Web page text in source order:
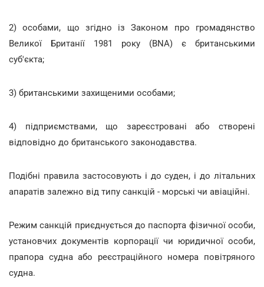
2) особами, що згідно із Законом про громадянство
Великої Британії 1981 року (BNA) є британськими
суб'єкта;
3) британськими захищеними особами;
4) підприємствами, що зареєстровані або створені
відповідно до британського законодавства.
Подібні правила застосовують і до суден, і до літальних
апаратів залежно від типу санкцій - морські чи авіаційні.
Режим санкцій приєднується до паспорта фізичної особи,
установчих документів корпорації чи юридичної особи,
прапора судна або реєстраційного номера повітряного
судна.